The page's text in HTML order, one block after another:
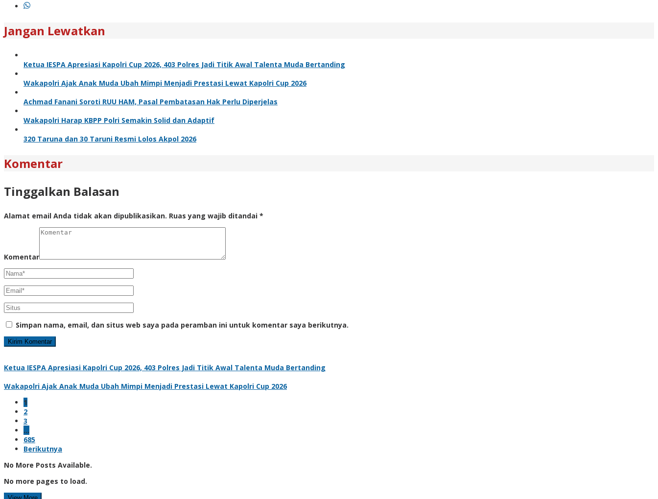
Jangan Lewatkan
Ketua IESPA Apresiasi Kapolri Cup 2026, 403 Polres Jadi Titik Awal Talenta Muda Bertanding
Wakapolri Ajak Anak Muda Ubah Mimpi Menjadi Prestasi Lewat Kapolri Cup 2026
Achmad Fanani Soroti RUU HAM, Pasal Pembatasan Hak Perlu Diperjelas
Wakapolri Harap KBPP Polri Semakin Solid dan Adaptif
320 Taruna dan 30 Taruni Resmi Lolos Akpol 2026
Komentar
Tinggalkan Balasan
Alamat email Anda tidak akan dipublikasikan. Ruas yang wajib ditandai *
Komentar
Simpan nama, email, dan situs web saya pada peramban ini untuk komentar saya berikutnya.
Ketua IESPA Apresiasi Kapolri Cup 2026, 403 Polres Jadi Titik Awal Talenta Muda Bertanding
Wakapolri Ajak Anak Muda Ubah Mimpi Menjadi Prestasi Lewat Kapolri Cup 2026
1
2
3
…
685
Berikutnya
No More Posts Available.
No more pages to load.